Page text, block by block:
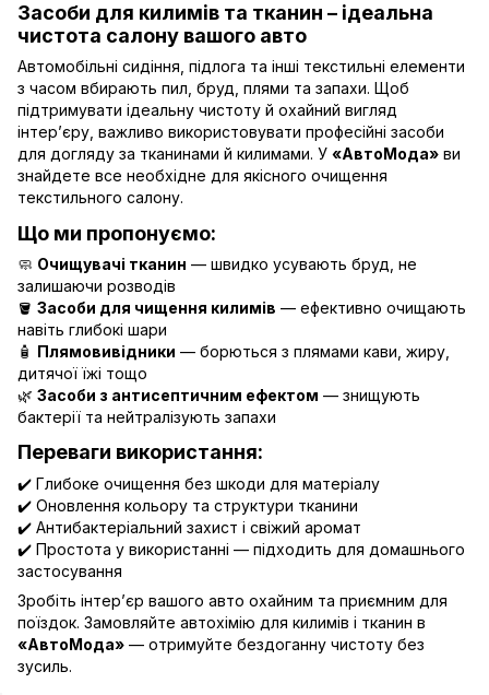
Засоби для килимів та тканин – ідеальна
чистота салону вашого авто
Автомобільні сидіння, підлога та інші текстильні елементи
з часом вбирають пил, бруд, плями та запахи. Щоб
підтримувати ідеальну чистоту й охайний вигляд
інтер’єру, важливо використовувати професійні засоби
для догляду за тканинами й килимами. У «АвтоМода» ви
знайдете все необхідне для якісного очищення
текстильного салону.
Що ми пропонуємо:
🧼 Очищувачі тканин — швидко усувають бруд, не
залишаючи розводів
🪣 Засоби для чищення килимів — ефективно очищають
навіть глибокі шари
🧴 Плямовивідники — борються з плямами кави, жиру,
дитячої їжі тощо
🌿 Засоби з антисептичним ефектом — знищують
бактерії та нейтралізують запахи
Переваги використання:
✔️ Глибоке очищення без шкоди для матеріалу
✔️ Оновлення кольору та структури тканини
✔️ Антибактеріальний захист і свіжий аромат
✔️ Простота у використанні — підходить для домашнього
застосування
Зробіть інтер’єр вашого авто охайним та приємним для
поїздок. Замовляйте автохімію для килимів і тканин в
«АвтоМода» — отримуйте бездоганну чистоту без
зусиль.